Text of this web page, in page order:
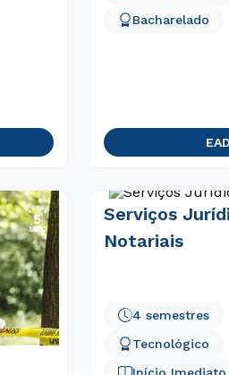
Bacharelado
EAD
Serviços
Notariais
Tecnológico
4 semestres